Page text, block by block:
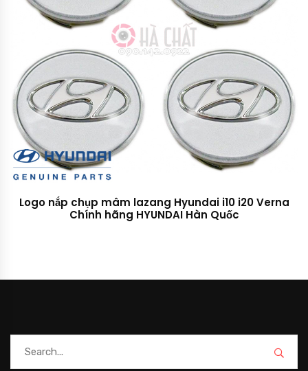
Logo nắp chụp mâm lazang Hyundai i10 i20 Verna
Chính hãng HYUNDAI Hàn Quốc